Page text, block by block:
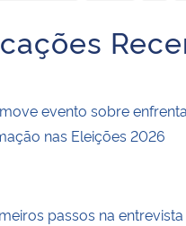
evento sobre
nas Eleições 2026
passos na entrevista